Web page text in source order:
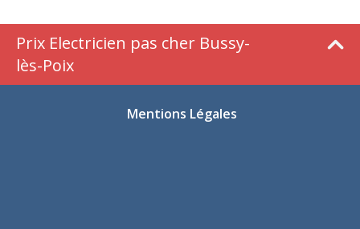
Prix Electricien pas cher Bussy-
lès-Poix
Mentions Légales